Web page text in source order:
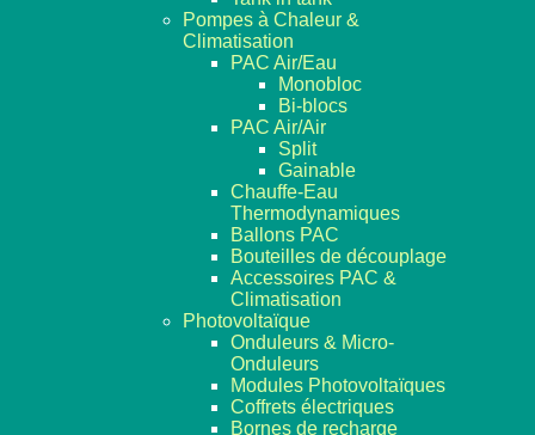
Pompes à Chaleur &
Climatisation
PAC Air/Eau
Monobloc
Bi-blocs
PAC Air/Air
Split
Gainable
Chauffe-Eau
Thermodynamiques
Ballons PAC
Bouteilles de découplage
Accessoires PAC &
Climatisation
Photovoltaïque
Onduleurs & Micro-
Onduleurs
Modules Photovoltaïques
Coffrets électriques
Bornes de recharge